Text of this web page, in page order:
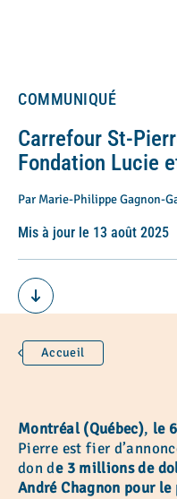
COMMUNIQUÉ
Carrefour St-
Fondation Lucie
Par Marie-Philippe Gagnon-
Mis à jour le 13 août 2025
Accueil
Montréal (Québec), le
Pierre est fier
don de 3 millions de
André Chagnon pour